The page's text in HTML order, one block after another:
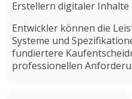
Erstellern digitaler Inhalte
Entwickler können die
Systeme und
fundiertere
professionellen